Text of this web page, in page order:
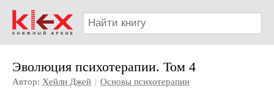
Эволюция психотерапии. Том 4
Автор: Хейли Джей | Основы психотерапии